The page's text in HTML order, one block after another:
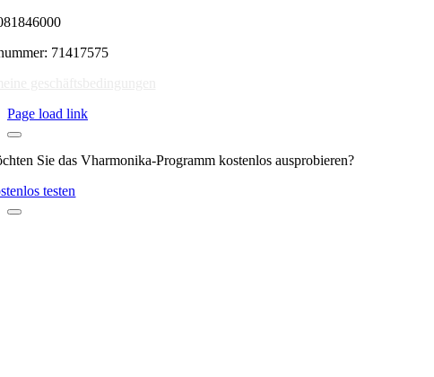
71417575
Page load link
Sie das Vharmonika-Programm kostenlos ausprobieren?
testen